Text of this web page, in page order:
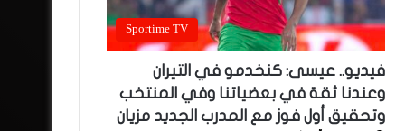
Sportime TV
فيديو.. عيسى: كنخدمو في التيران
وعندنا ثقة في بعضياتنا وفي المنتخب
وتحقيق أول فوز مع المدرب الجديد مزيان